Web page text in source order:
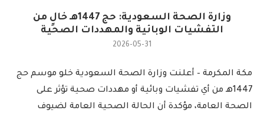
وزارة الصحة السعودية: حج 1447هـ خالٍ من
التفشيات الوبائية والمهددات الصحية
2026-05-31
مكة المكرمة – أعلنت وزارة الصحة السعودية خلو موسم حج
1447هـ من أي تفشيات وبائية أو مهددات صحية تؤثر على
الصحة العامة، مؤكدة أن الحالة الصحية العامة لضيوف